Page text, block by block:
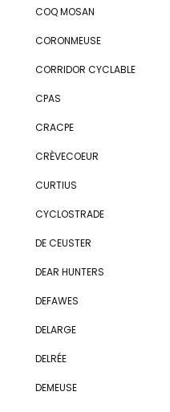
COQ MOSAN
CORONMEUSE
CORRIDOR CYCLABLE
CPAS
CRACPE
CRÈVECOEUR
CURTIUS
CYCLOSTRADE
DE CEUSTER
DEAR HUNTERS
DEFAWES
DELARGE
DELRÉE
DEMEUSE